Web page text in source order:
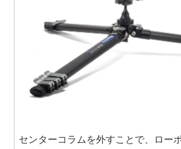
センターコラムを外すことで、ロー